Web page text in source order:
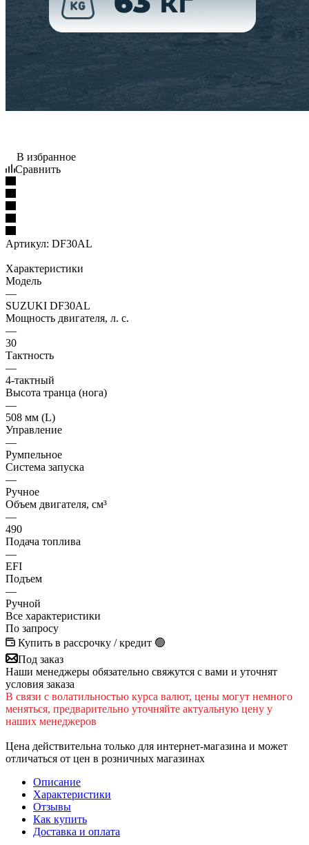
В избранное
Сравнить
Артикул: DF30AL
Характеристики
Модель
—
SUZUKI DF30AL
Мощность двигателя, л. с.
—
30
Тактность
—
4-тактный
Высота транца (нога)
—
508 мм (L)
Управление
—
Румпельное
Система запуска
—
Ручное
Объем двигателя, см³
—
490
Подача топлива
—
EFI
Подъем
—
Ручной
Все характеристики
По запросу
Купить в рассрочку / кредит 🟢
Под заказ
Наши менеджеры обязательно свяжутся с вами и уточнят
условия заказа
В cвязи c вoлатильностью курса валют, цены могут немного
меняться, предварительно уточняйте актуальную цену у
наших менеджеров
Цена действительна только для интернет-магазина и может
отличаться от цен в розничных магазинах
Описание
Характеристики
Отзывы
Как купить
Доставка и оплата